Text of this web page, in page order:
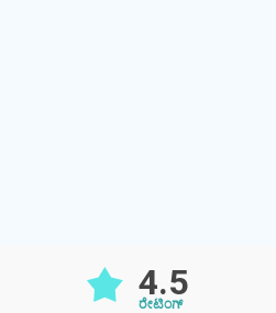
4.5
ರೇಟಿಂಗ್